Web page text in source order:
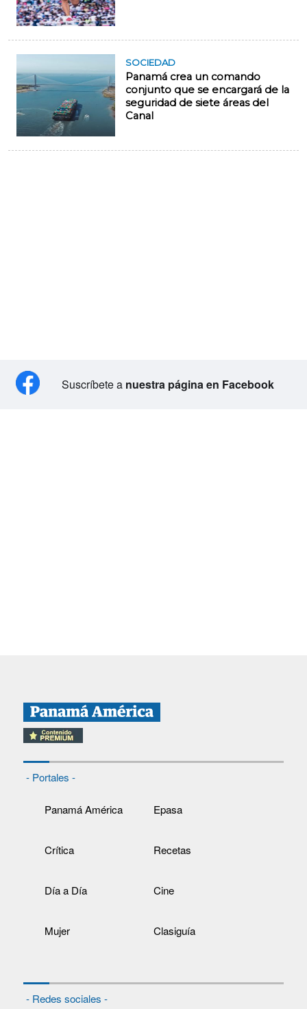
SOCIEDAD
Panamá crea un comando
conjunto que se encargará de la
seguridad de siete áreas del
Canal
Suscríbete a nuestra página en Facebook
- Portales -
Panamá América Epasa
Crítica Recetas
Día a Día Cine
Mujer Clasiguía
- Redes sociales -